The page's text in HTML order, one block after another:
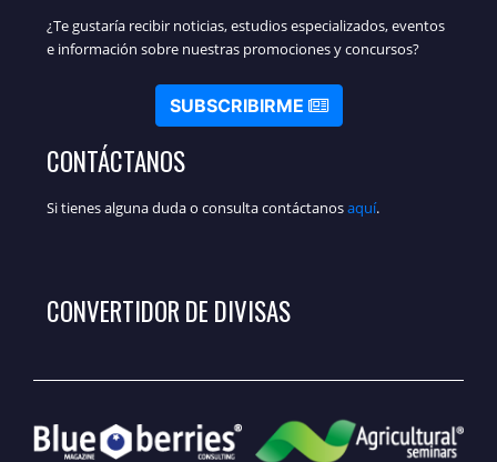
¿Te gustaría recibir noticias, estudios especializados, eventos
e información sobre nuestras promociones y concursos?
SUBSCRIBIRME
CONTÁCTANOS
Si tienes alguna duda o consulta contáctanosaquí.
CONVERTIDOR DE DIVISAS